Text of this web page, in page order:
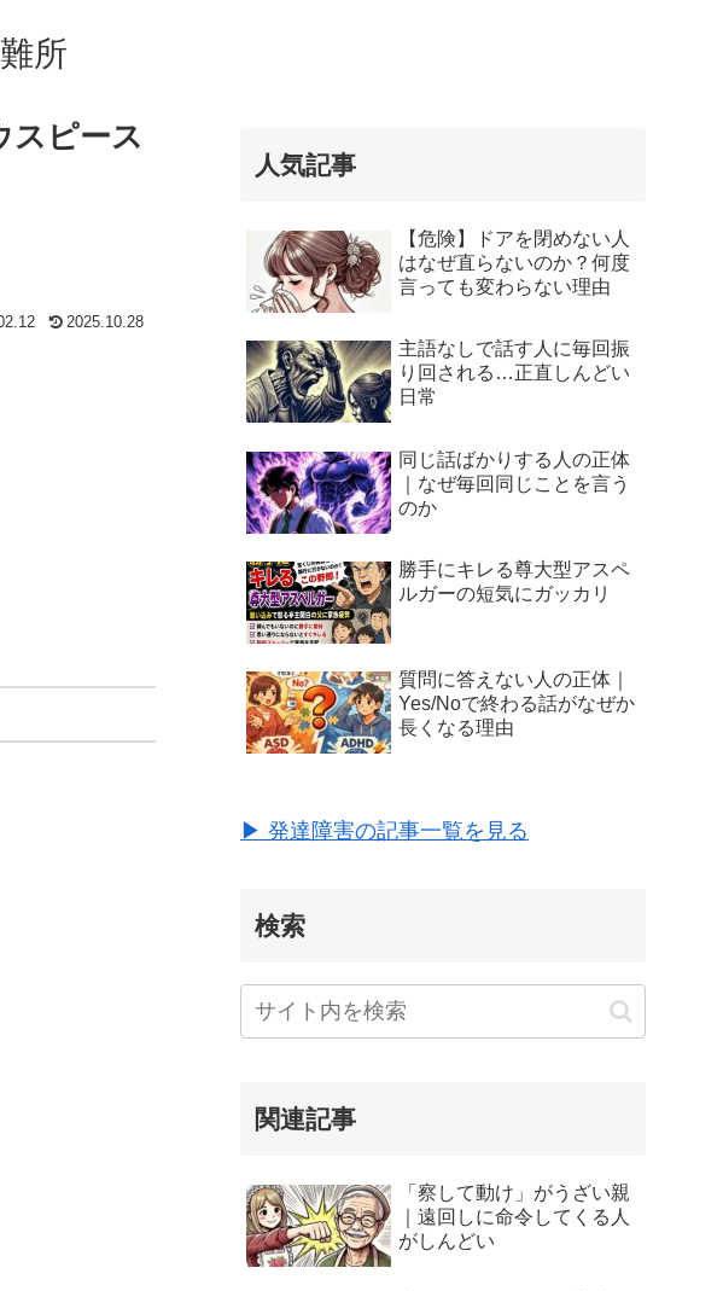
所
スピース
2025.10.28
人気記事
【危険】ドアを閉めない人
はなぜ直らないのか？何度
言っても変わらない理由
主語なしで話す人に毎回振
り回される…正直しんどい
日常
同じ話ばかりする人の正体
｜なぜ毎回同じことを言う
のか
勝手にキレる尊大型アスペ
ルガーの短気にガッカリ
質問に答えない人の正体｜
Yes/Noで終わる話がなぜか
長くなる理由
▶ 発達障害の記事一覧を見る
検索
関連記事
「察して動け」がうざい親
｜遠回しに命令してくる人
がしんどい